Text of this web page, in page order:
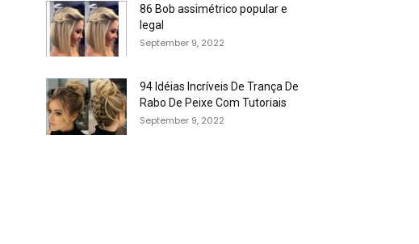
86 Bob assimétrico popular e
legal
September 9, 2022
94 Idéias Incríveis De Trança De
Rabo De Peixe Com Tutoriais
September 9, 2022